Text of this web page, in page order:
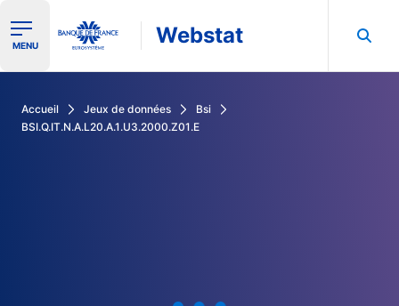
Ouvrir le menu de navigation
MENU Webstat
Accueil Jeux de données
Bsi
BSI.Q.IT.N.A.L20.A.1.U3.2000.Z01.E